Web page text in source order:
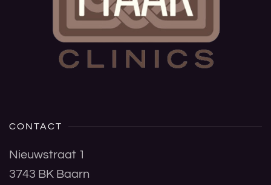
CONTACT
Nieuwstraat 1
3743 BK Baarn